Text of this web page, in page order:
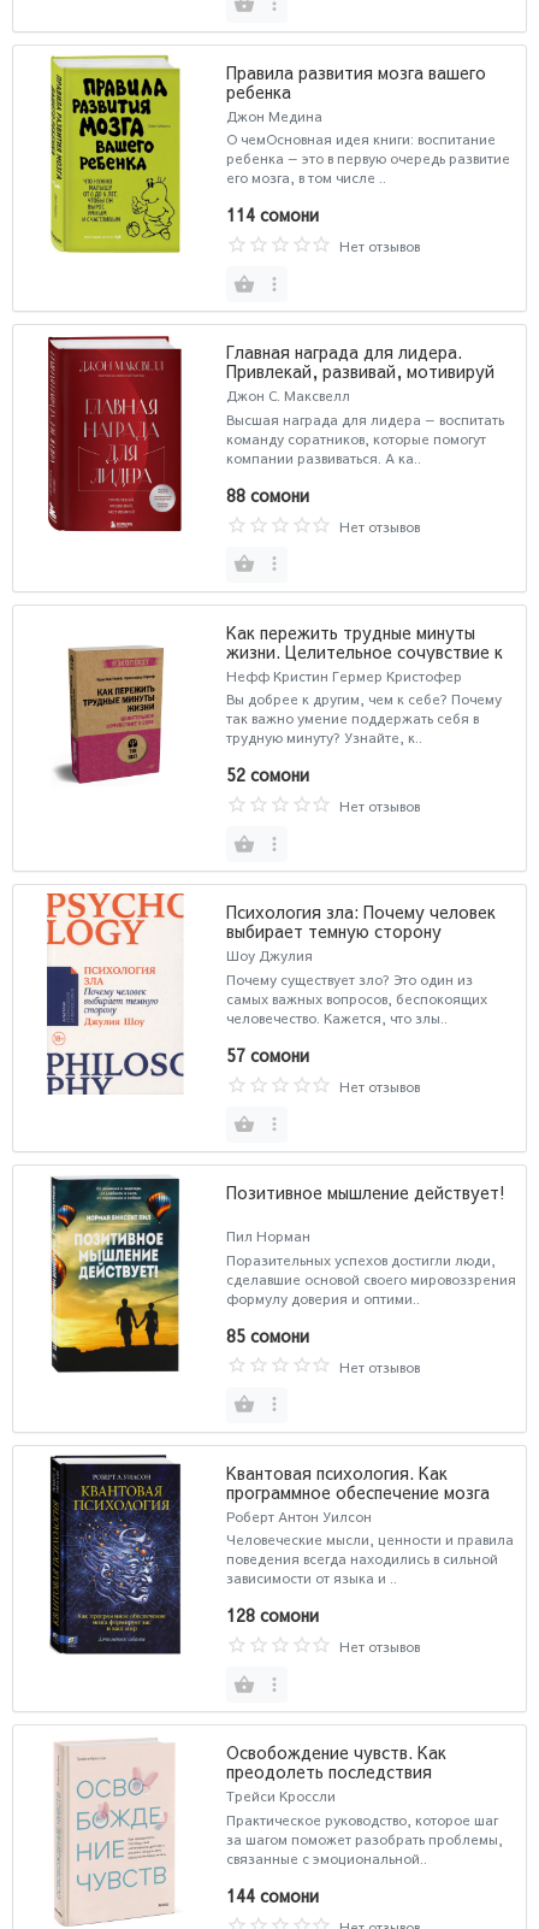
Правила развития мозга вашего
ребенка
Джон Медина
О чемОсновная идея книги: воспитание
ребенка — это в первую очередь развитие
его мозга, в том числе ..
114 сомони
Нет отзывов
Главная награда для лидера.
Привлекай, развивай, мотивируй
Джон С. Максвелл
Высшая награда для лидера — воспитать
команду соратников, которые помогут
компании развиваться. А ка..
88 сомони
Нет отзывов
Как пережить трудные минуты
жизни. Целительное сочувствие к
себе (#экопокет)
Нефф Кристин Гермер Кристофер
Вы добрее к другим, чем к себе? Почему
так важно умение поддержать себя в
трудную минуту? Узнайте, к..
52 сомони
Нет отзывов
Психология зла: Почему человек
выбирает темную сторону
Шоу Джулия
Почему существует зло? Это один из
самых важных вопросов, беспокоящих
человечество. Кажется, что злы..
57 сомони
Нет отзывов
Позитивное мышление действует!
Пил Норман
Поразительных успехов достигли люди,
сделавшие основой своего мировоззрения
формулу доверия и оптими..
85 сомони
Нет отзывов
Квантовая психология. Как
программное обеспечение мозга
формирует вас и ваш мир.
Дополненное издание
Роберт Антон Уилсон
Человеческие мысли, ценности и правила
поведения всегда находились в сильной
зависимости от языка и ..
128 сомони
Нет отзывов
Освобождение чувств. Как
преодолеть последствия
негативного детского опыта и не
дать ему разрушить вашу жизнь
Трейси Кроссли
Практическое руководство, которое шаг
за шагом поможет разобрать проблемы,
связанные с эмоциональной..
144 сомони